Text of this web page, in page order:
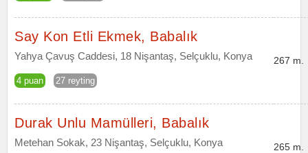
Say Kon Etli Ekmek, Babalık
Yahya Çavuş Caddesi, 18 Nişantaş, Selçuklu, Konya
4 puan 27 reyting
267 m.
Durak Unlu Mamülleri, Babalık
Metehan Sokak, 23 Nişantaş, Selçuklu, Konya 265 m.